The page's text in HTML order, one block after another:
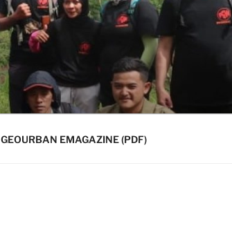
GEOURBAN EMAGAZINE (PDF)